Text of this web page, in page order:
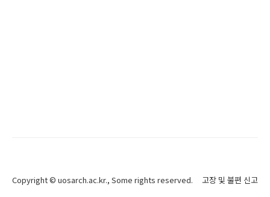
Copyright © uosarch.ac.kr., Some rights reserved. 고장 및 불편 신고